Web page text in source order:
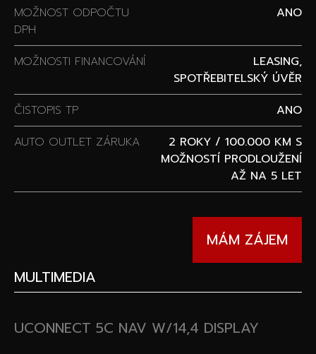
MOŽNOST ODPOČTU
DPH
ANO
MOŽNOSTI FINANCOVÁNÍ
LEASING,
SPOTŘEBITELSKÝ ÚVĚR
ČISTOPIS TP
ANO
AUTO OUTLET ZÁRUKA
2 ROKY / 100.000 KM S
MOŽNOSTÍ PRODLOUŽENÍ
AŽ NA 5 LET
MÁM ZÁJEM
MULTIMEDIA
UCONNECT 5C NAV W/14,4 DISPLAY